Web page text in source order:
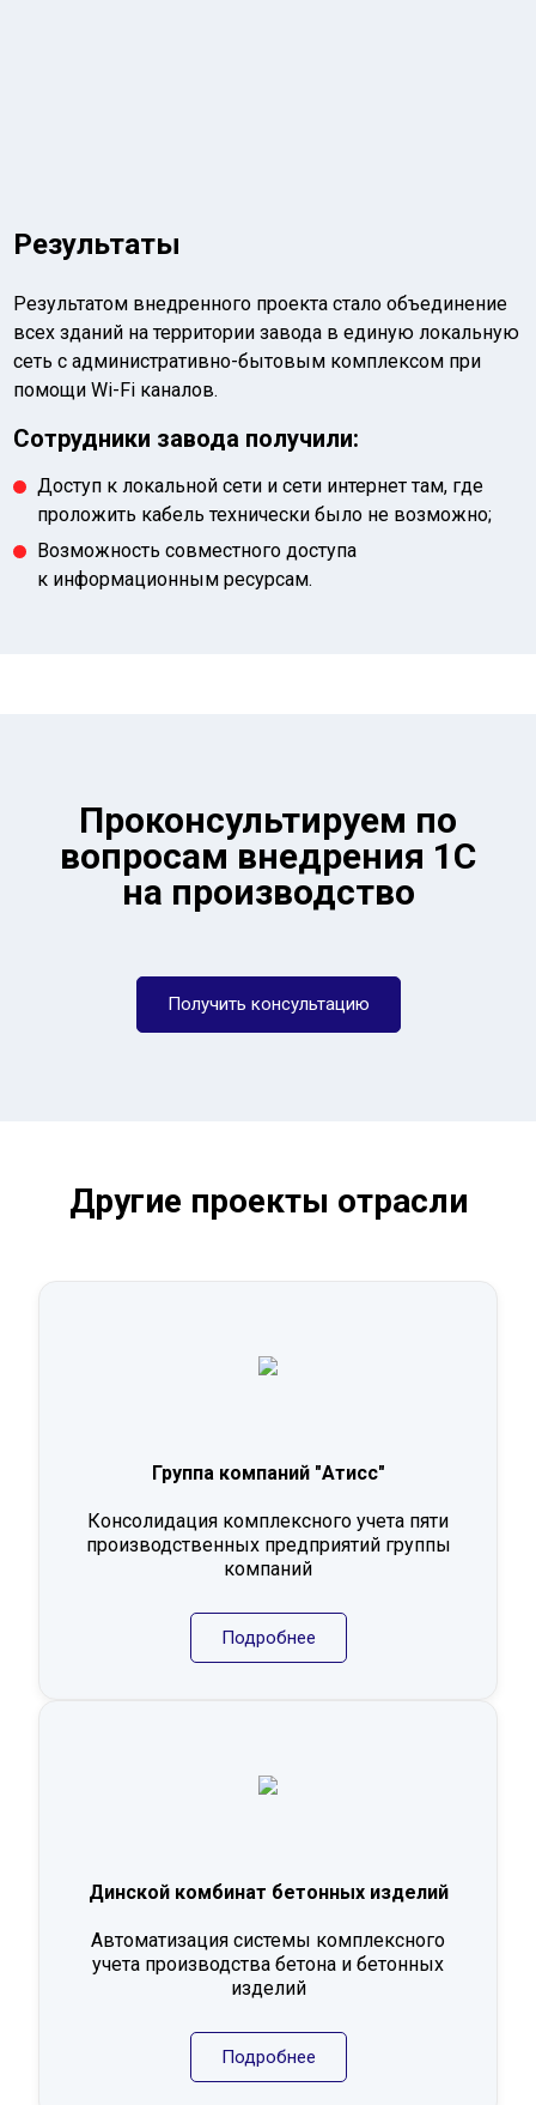
Результаты
Результатом внедренного проекта стало объединение
всех зданий на территории завода в единую локальную
сеть садминистративно-бытовым комплексом при
помощиWi-Fi каналов.
Сотрудники завода получили:
Доступ к локальной сети и сети интернет там, где
проложить кабель технически было не возможно;
Возможность совместного доступа
к информационным ресурсам.
Проконсультируем по
вопросам внедрения 1С
на производство
Получить консультацию
Другие проекты отрасли
Группа компаний "Атисс"
Консолидация комплексного учета пяти
производственных предприятий группы
компаний
Подробнее
Динской комбинат бетонных изделий
Автоматизация системы комплексного
учета производства бетона и бетонных
изделий
Подробнее